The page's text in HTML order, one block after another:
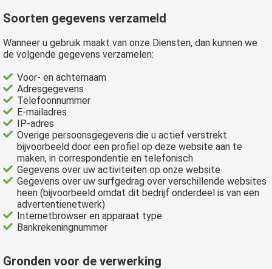
Soorten gegevens verzameld
Wanneer u gebruik maakt van onze Diensten, dan kunnen we
de volgende gegevens verzamelen:
Voor- en achternaam
Adresgegevens
Telefoonnummer
E-mailadres
IP-adres
Overige persoonsgegevens die u actief verstrekt
bijvoorbeeld door een profiel op deze website aan te
maken, in correspondentie en telefonisch
Gegevens over uw activiteiten op onze website
Gegevens over uw surfgedrag over verschillende websites
heen (bijvoorbeeld omdat dit bedrijf onderdeel is van een
advertentienetwerk)
Internetbrowser en apparaat type
Bankrekeningnummer
Gronden voor de verwerking